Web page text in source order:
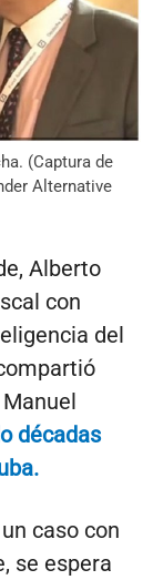
(Captura de
Alternative
Alberto
con
del
décadas
caso con
se espera